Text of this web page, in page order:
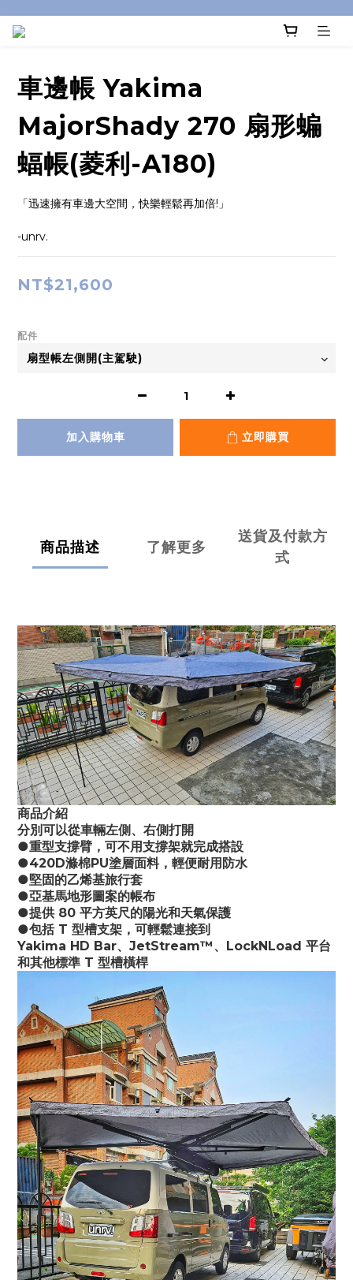
車邊帳 Yakima
MajorShady 270 扇形蝙
蝠帳(菱利-A180)
「迅速擁有車邊大空間，快樂輕鬆再加倍!」
-unrv.
NT$21,600
配件
加入購物車 立即購買
商品描述 了解更多
送貨及付款方
式
商品介紹
分別可以從車輛左側、右側打開
●重型支撐臂，可不用支撐架就完成搭設
●420D滌棉PU塗層面料，輕便耐用防水
●堅固的乙烯基旅行套
●亞基馬地形圖案的帳布
●提供 80 平方英尺的陽光和天氣保護
●包括 T 型槽支架，可輕鬆連接到
Yakima HD Bar、JetStream™、LockNLoad 平台
和其他標準 T 型槽橫桿